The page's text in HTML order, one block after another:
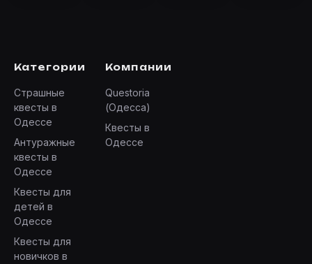
Категории
Страшные
квесты в
Одессе
Антуражные
квесты в
Одессе
Квесты для
детей в
Одессе
Квесты для
новичков в
Компании
Questoria
(Одесса)
Квесты в
Одессе